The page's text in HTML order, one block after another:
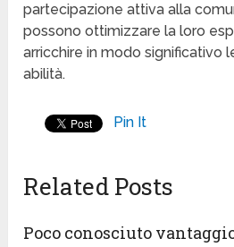
partecipazione attiva alla
possono ottimizzare la loro
arricchire in modo significativo
abilità.
Pin It
Related Posts
Poco conosciuto